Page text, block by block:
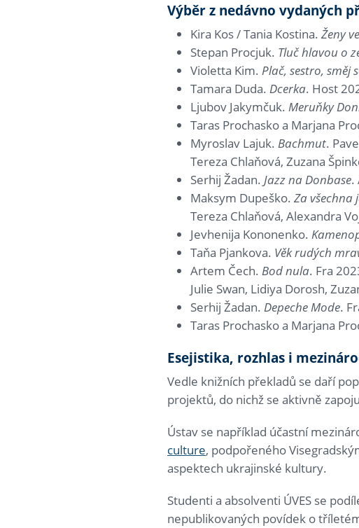
Výběr z nedávno vydaných
Kira Kos / Tania Kostina.Ženy
Stepan Procjuk. Tluč hlavou o
Violetta Kim.Plač, sestro, směj
Tamara Duda.Dcerka. Host
Ljubov Jakymčuk.Meruňky
Taras Prochasko a Marjana
Myroslav Lajuk.Bachmut.
Tereza Chlaňová, Zuzana
Serhij Žadan.Jazz na Donbase.
Maksym Dupeško.Za všechna
Tereza Chlaňová, Alexandra
Jevhenija Kononenko.
Taňa Pjankova. Věk rudých
Artem Čech.Bod nula. Fra
Julie Swan, Lidiya Dorosh,
Serhij Žadan.Depeche Mode.
Taras Prochasko a Marjana
Esejistika, rozhlas i
Vedle knižních překladů se daří
projektů, do nichž se aktivně
Ústav se například účastní
culture, podpořeného
aspektech ukrajinské kultury.
Studenti a absolventi ÚVES se
nepublikovaných povídek o